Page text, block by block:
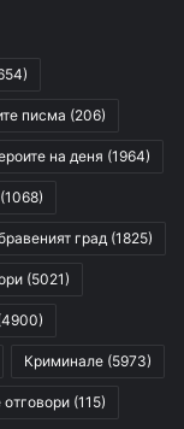
писма (206)
на деня (1964)
(1068)
град (1825)
(5021)
Криминале (5973)
(115)